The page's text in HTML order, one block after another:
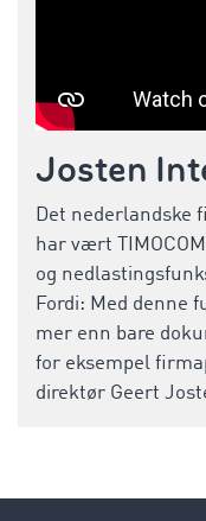
Josten
Det nederlandske
har vært
og
Fordi: Med denne
mer enn bare
for eksempel
direktør Geert